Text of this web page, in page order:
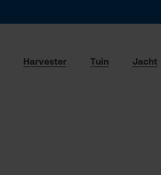
Harvester Tuin Jacht